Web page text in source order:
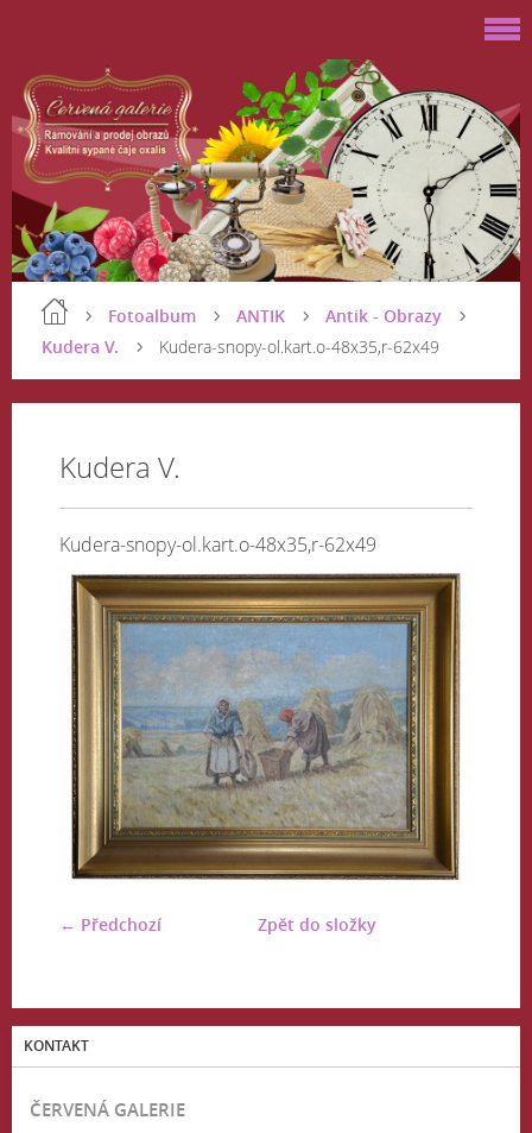
Fotoalbum ANTIK
Antik - Obrazy
Kudera V.
Kudera-snopy-ol.kart.o-48x35,r-62x49
Kudera V.
Kudera-snopy-ol.kart.o-48x35,r-62x49
← Předchozí Zpět do složky
KONTAKT
ČERVENÁ GALERIE